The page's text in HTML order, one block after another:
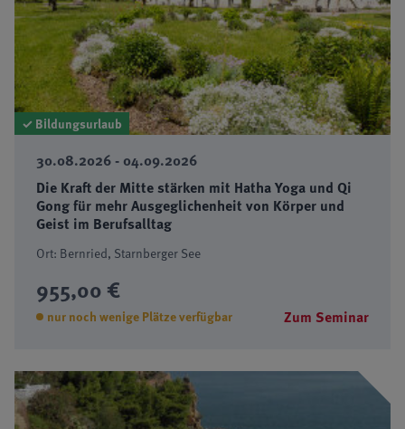
✓ Bildungsurlaub
30.08.2026 - 04.09.2026
Die Kraft der Mitte stärken mit Hatha Yoga und Qi
Gong für mehr Ausgeglichenheit von Körper und
Geist im Berufsalltag
Ort: Bernried, Starnberger See
955,00 €
nur noch wenige Plätze verfügbar Zum Seminar